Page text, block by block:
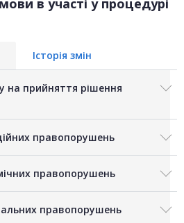
в участі у процедурі
Історія змін
на прийняття рішення
правопорушень
правопорушень
правопорушень